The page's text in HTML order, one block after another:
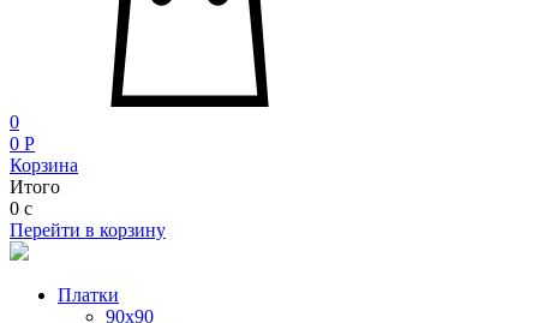
0
0 P
Корзина
Итого
0 c
Перейти в корзину
Платки
90x90